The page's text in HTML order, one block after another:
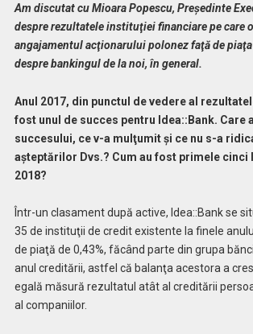
Am discutat cu Mioara Popescu, Președinte
despre rezultatele instituţiei financiare pe care
angajamentul acţionarului polonez faţă de
despre bankingul de la noi, în general.
Anul 2017, din punctul de vedere al
fost unul de succes pentru Idea::Bank. Care
succesului, ce v-a mulţumit şi ce nu s-a
aşteptărilor Dvs.? Cum au fost primele cinci
2018?
Într-un clasament după active, Idea::Bank se
35 de instituţii de credit existente la finele
de piaţă de 0,43%, făcând parte din grupa
anul creditării, astfel că balanţa acestora a
egală măsură rezultatul atât al creditării
al companiilor.